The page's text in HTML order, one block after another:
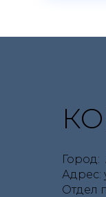
Город:
Адрес:
Отдел